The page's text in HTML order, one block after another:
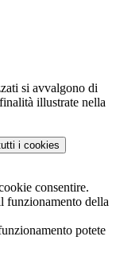
si avvalgono di
illustrate nella
i cookies
consentire.
funzionamento della
potete